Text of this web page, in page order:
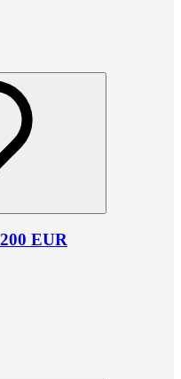
EUR